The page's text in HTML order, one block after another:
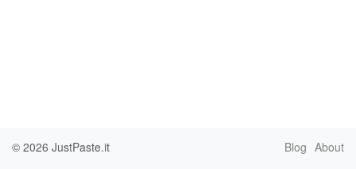
© 2026 JustPaste.it Blog About